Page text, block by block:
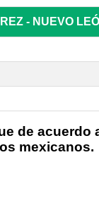
- NUEVO
de acuerdo
mexicanos.